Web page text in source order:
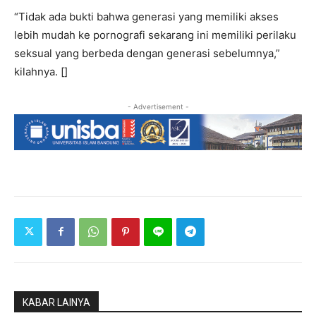
“Tidak ada bukti bahwa generasi yang memiliki akses
lebih mudah ke pornografi sekarang ini memiliki perilaku
seksual yang berbeda dengan generasi sebelumnya,”
kilahnya. []
- Advertisement -
KABAR LAINYA